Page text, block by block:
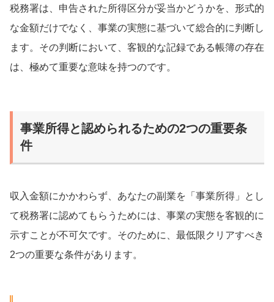
税務署は、申告された所得区分が妥当かどうかを、形式的
な金額だけでなく、事業の実態に基づいて総合的に判断し
ます。その判断において、客観的な記録である帳簿の存在
は、極めて重要な意味を持つのです。
事業所得と認められるための2つの重要条
件
収入金額にかかわらず、あなたの副業を「事業所得」とし
て税務署に認めてもらうためには、事業の実態を客観的に
示すことが不可欠です。そのために、最低限クリアすべき
2つの重要な条件があります。